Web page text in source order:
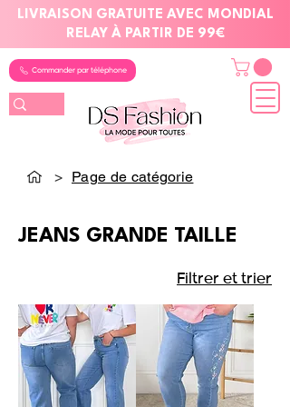
LIVRAISON GRATUITE AVEC MONDIAL
RELAY À PARTIR DE 99€
Commander par téléphone
> Page de catégorie
JEANS GRANDE TAILLE
Filtrer et trier